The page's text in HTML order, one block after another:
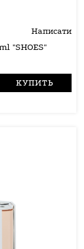
Написати
Парфумована вода Cocolady 110 ml "SHOES"
КУПИТЬ